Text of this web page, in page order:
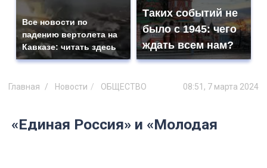
Все новости по
падению вертолета на
Кавказе: читать здесь
Таких событий не
было с 1945: чего
ждать всем нам?
Главная Новости ОБЩЕСТВО 08:51, 7 марта 2024
«Единая Россия» и «Молодая